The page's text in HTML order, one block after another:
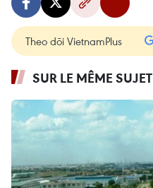
Theo dõi VietnamPlus
SUR LE MÊME SUJET